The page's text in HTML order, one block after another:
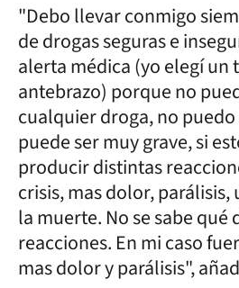
"Debo llevar conmigo
de drogas seguras e
alerta médica (yo elegí un
antebrazo) porque no
cualquier droga, no
puede ser muy grave, si
producir distintas
crisis, mas dolor, parálisis,
la muerte. No se sabe qué
reacciones. En mi caso
mas dolor y parálisis",